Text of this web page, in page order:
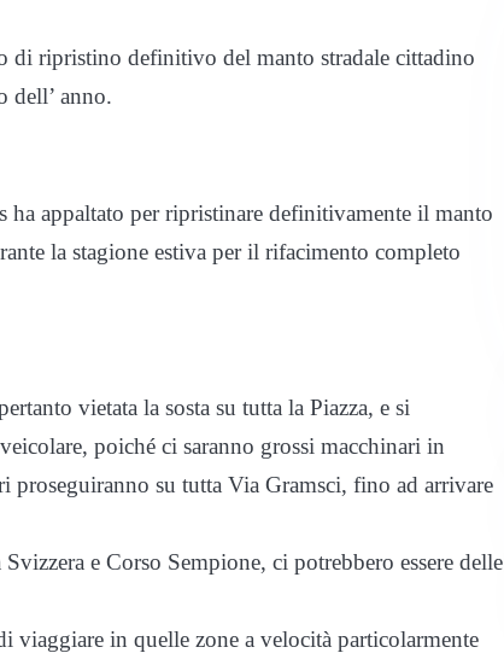
di ripristino definitivo del manto stradale cittadino
dell’ anno.
appaltato per ripristinare definitivamente il manto
la stagione estiva per il rifacimento completo
vietata la sosta su tutta la Piazza, e si
poiché ci saranno grossi macchinari in
su tutta Via Gramsci, fino ad arrivare
e Corso Sempione, ci potrebbero essere delle
in quelle zone a velocità particolarmente